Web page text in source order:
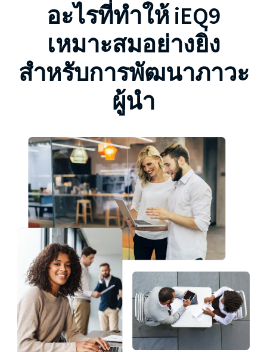
อะไรที่ทำให้ iEQ9
เหมาะสมอย่างยิ่ง
สำหรับการพัฒนาภาวะ
ผู้นำ